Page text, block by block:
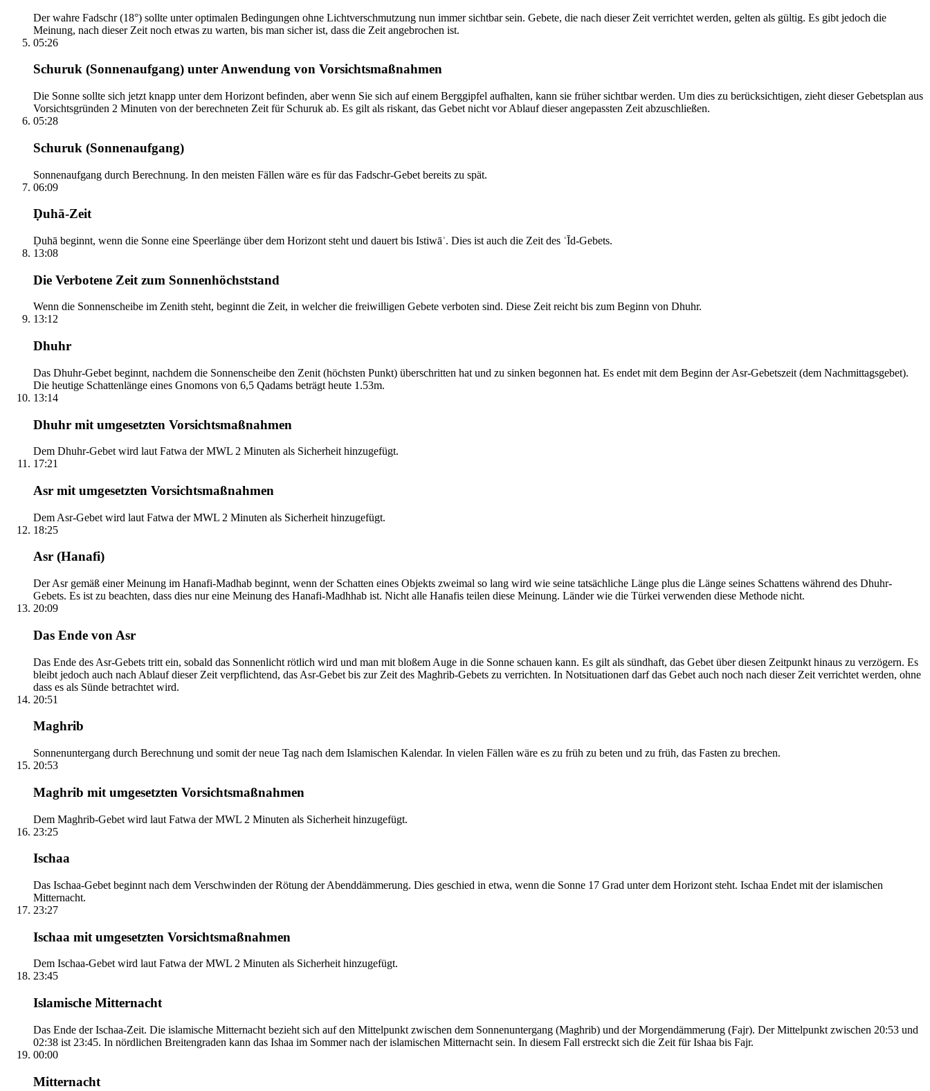
Der wahre Fadschr (18°) sollte unter optimalen Bedingungen ohne Lichtverschmutzung nun immer sichtbar sein. Gebete, die nach dieser Zeit verrichtet werden, gelten als gültig. Es gibt jedoch die
Meinung, nach dieser Zeit noch etwas zu warten, bis man sicher ist, dass die Zeit angebrochen ist.
05:26
Schuruk (Sonnenaufgang) unter Anwendung von Vorsichtsmaßnahmen
Die Sonne sollte sich jetzt knapp unter dem Horizont befinden, aber wenn Sie sich auf einem Berggipfel aufhalten, kann sie früher sichtbar werden. Um dies zu berücksichtigen, zieht dieser Gebetsplan aus
Vorsichtsgründen 2 Minuten von der berechneten Zeit für Schuruk ab. Es gilt als riskant, das Gebet nicht vor Ablauf dieser angepassten Zeit abzuschließen.
05:28
Schuruk (Sonnenaufgang)
Sonnenaufgang durch Berechnung. In den meisten Fällen wäre es für das Fadschr-Gebet bereits zu spät.
06:09
Ḍuhā-Zeit
Ḍuhā beginnt, wenn die Sonne eine Speerlänge über dem Horizont steht und dauert bis Istiwāʾ. Dies ist auch die Zeit des ʿĪd-Gebets.
13:08
Die Verbotene Zeit zum Sonnenhöchststand
Wenn die Sonnenscheibe im Zenith steht, beginnt die Zeit, in welcher die freiwilligen Gebete verboten sind. Diese Zeit reicht bis zum Beginn von Dhuhr.
13:12
Dhuhr
Das Dhuhr-Gebet beginnt, nachdem die Sonnenscheibe den Zenit (höchsten Punkt) überschritten hat und zu sinken begonnen hat. Es endet mit dem Beginn der Asr-Gebetszeit (dem Nachmittagsgebet).
Die heutige Schattenlänge eines Gnomons von 6,5 Qadams beträgt heute 1.53m.
13:14
Dhuhr mit umgesetzten Vorsichtsmaßnahmen
Dem Dhuhr-Gebet wird laut Fatwa der MWL 2 Minuten als Sicherheit hinzugefügt.
17:21
Asr mit umgesetzten Vorsichtsmaßnahmen
Dem Asr-Gebet wird laut Fatwa der MWL 2 Minuten als Sicherheit hinzugefügt.
18:25
Asr (Hanafi)
Der Asr gemäß einer Meinung im Hanafi-Madhab beginnt, wenn der Schatten eines Objekts zweimal so lang wird wie seine tatsächliche Länge plus die Länge seines Schattens während des Dhuhr-
Gebets. Es ist zu beachten, dass dies nur eine Meinung des Hanafi-Madhhab ist. Nicht alle Hanafis teilen diese Meinung. Länder wie die Türkei verwenden diese Methode nicht.
20:09
Das Ende von Asr
Das Ende des Asr-Gebets tritt ein, sobald das Sonnenlicht rötlich wird und man mit bloßem Auge in die Sonne schauen kann. Es gilt als sündhaft, das Gebet über diesen Zeitpunkt hinaus zu verzögern. Es
bleibt jedoch auch nach Ablauf dieser Zeit verpflichtend, das Asr-Gebet bis zur Zeit des Maghrib-Gebets zu verrichten. In Notsituationen darf das Gebet auch noch nach dieser Zeit verrichtet werden, ohne
dass es als Sünde betrachtet wird.
20:51
Maghrib
Sonnenuntergang durch Berechnung und somit der neue Tag nach dem Islamischen Kalendar. In vielen Fällen wäre es zu früh zu beten und zu früh, das Fasten zu brechen.
20:53
Maghrib mit umgesetzten Vorsichtsmaßnahmen
Dem Maghrib-Gebet wird laut Fatwa der MWL 2 Minuten als Sicherheit hinzugefügt.
23:25
Ischaa
Das Ischaa-Gebet beginnt nach dem Verschwinden der Rötung der Abenddämmerung. Dies geschied in etwa, wenn die Sonne 17 Grad unter dem Horizont steht. Ischaa Endet mit der islamischen
Mitternacht.
23:27
Ischaa mit umgesetzten Vorsichtsmaßnahmen
Dem Ischaa-Gebet wird laut Fatwa der MWL 2 Minuten als Sicherheit hinzugefügt.
23:45
Islamische Mitternacht
Das Ende der Ischaa-Zeit. Die islamische Mitternacht bezieht sich auf den Mittelpunkt zwischen dem Sonnenuntergang (Maghrib) und der Morgendämmerung (Fajr). Der Mittelpunkt zwischen 20:53 und
02:38 ist 23:45. In nördlichen Breitengraden kann das Ishaa im Sommer nach der islamischen Mitternacht sein. In diesem Fall erstreckt sich die Zeit für Ishaa bis Fajr.
00:00
Mitternacht